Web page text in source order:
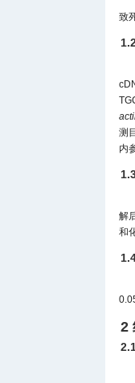
致
测
内
解
和
2